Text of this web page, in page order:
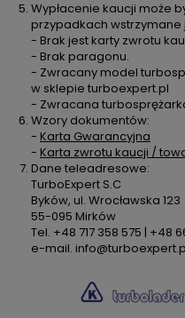
Wypłacenie kaucji może
przypadkach wstrzymane
- Brak jest karty zwrotu
- Brak paragonu.
- Zwracany model
w sklepie turboexpert.pl
- Zwracana
Wzory dokumentów:
- Karta Gwarancyjna
- Karta zwrotu kaucji /
Dane teleadresowe:
TurboExpert S.C
Byków, ul. Wrocławska 123
55-095 Mirków
Tel. +48 717 358 575 | +48
e-mail.